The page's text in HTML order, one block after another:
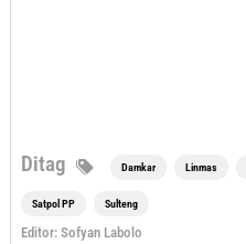
Ditag Damkar Linmas
Satpol PP Sulteng
Editor: Sofyan Labolo